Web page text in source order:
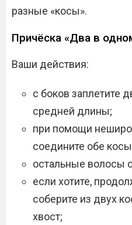
разные «косы».
Причёска «Два в
Ваши действия:
с боков заплетите
средней длины;
при помощи
соедините обе
остальные волосы
если хотите,
соберите из двух
хвост;